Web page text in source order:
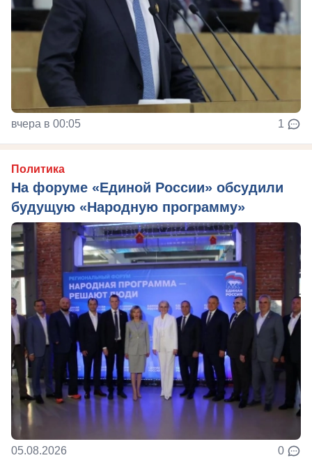
вчера в 00:05 1
Политика
На форуме «Единой России» обсудили
будущую «Народную программу»
05.08.2026 0